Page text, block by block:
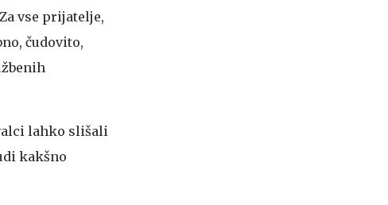
vse prijatelje,
čudovito,
lahko slišali
kakšno